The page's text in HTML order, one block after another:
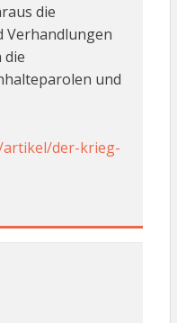
die
Verhandlungen
die
und
artikel/der-krieg-